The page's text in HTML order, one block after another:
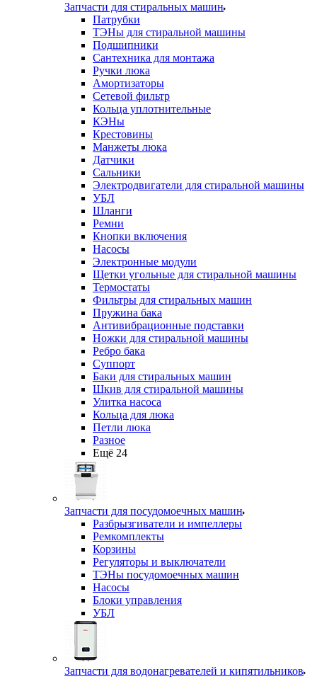
Запчасти для стиральных машин
Патрубки
ТЭНы для стиральной машины
Подшипники
Сантехника для монтажа
Ручки люка
Амортизаторы
Сетевой фильтр
Кольца уплотнительные
КЭНы
Крестовины
Манжеты люка
Датчики
Сальники
Электродвигатели для стиральной машины
УБЛ
Шланги
Ремни
Кнопки включения
Насосы
Электронные модули
Щетки угольные для стиральной машины
Термостаты
Фильтры для стиральных машин
Пружина бака
Антивибрационные подставки
Ножки для стиральной машины
Ребро бака
Суппорт
Баки для стиральных машин
Шкив для стиральной машины
Улитка насоса
Кольца для люка
Петли люка
Разное
Ещё 24
Запчасти для посудомоечных машин
Разбрызгиватели и импеллеры
Ремкомплекты
Корзины
Регуляторы и выключатели
ТЭНы посудомоечных машин
Насосы
Блоки управления
УБЛ
Запчасти для водонагревателей и кипятильников